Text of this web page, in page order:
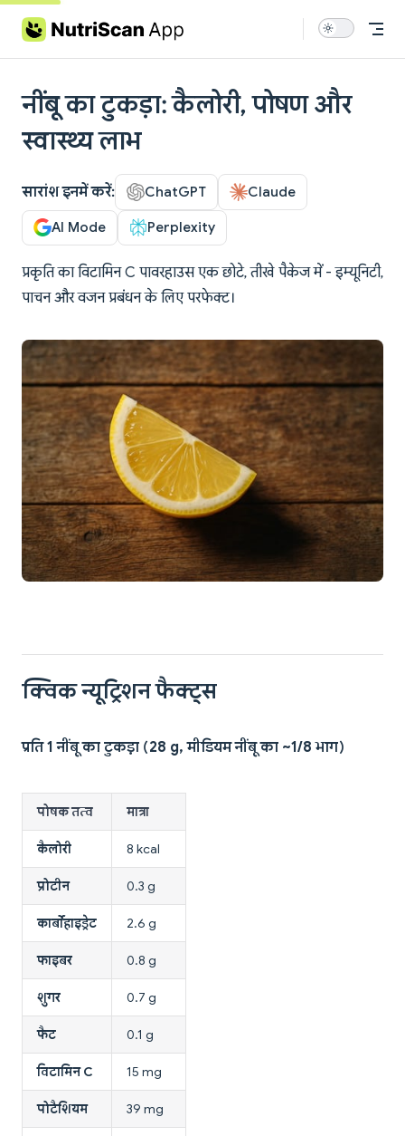
Skip to content
नींबू का टुकड़ा: कैलोरी, पोषण और
स्वास्थ्य लाभ
सारांश इनमें करें: ChatGPT Claude
AI Mode Perplexity
प्रकृति का विटामिन C पावरहाउस एक छोटे, तीखे पैकेज में - इम्यूनिटी,
पाचन और वजन प्रबंधन के लिए परफेक्ट।
क्विक न्यूट्रिशन फैक्ट्स
प्रति 1 नींबू का टुकड़ा (28 g, मीडियम नींबू का ~1/8 भाग)
पोषक तत्व मात्रा
कैलोरी 8 kcal
प्रोटीन 0.3 g
कार्बोहाइड्रेट 2.6 g
फाइबर 0.8 g
शुगर 0.7 g
फैट 0.1 g
विटामिन C 15 mg
पोटैशियम 39 mg